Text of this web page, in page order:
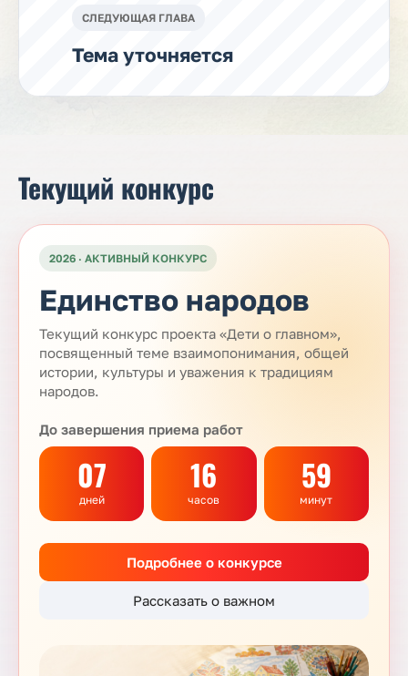
СЛЕДУЮЩАЯ ГЛАВА
Тема уточняется
Текущий конкурс
2026 · АКТИВНЫЙ КОНКУРС
Единство народов
Текущий конкурс проекта «Дети о главном»,
посвященный теме взаимопонимания, общей
истории, культуры и уважения к традициям
народов.
До завершения приема работ
07
дней
16
часов
59
минут
Подробнее о конкурсе
Рассказать о важном